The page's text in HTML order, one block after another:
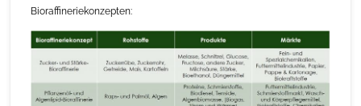
Bioraffineriekonzepten: